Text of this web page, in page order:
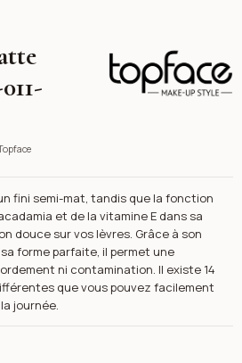
fini semi-mat, tandis que la fonction
et de la vitamine E dans sa
douce sur vos lèvres. Grâce à son
forme parfaite, il permet une
ni contamination. Il existe 14
que vous pouvez facilement
journée.